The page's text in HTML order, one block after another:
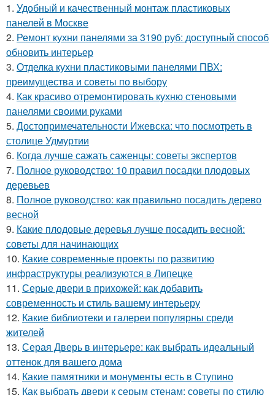
1. Удобный и качественный монтаж пластиковых
панелей в Москве
2. Ремонт кухни панелями за 3190 руб: доступный способ
обновить интерьер
3. Отделка кухни пластиковыми панелями ПВХ:
преимущества и советы по выбору
4. Как красиво отремонтировать кухню стеновыми
панелями своими руками
5. Достопримечательности Ижевска: что посмотреть в
столице Удмуртии
6. Когда лучше сажать саженцы: советы экспертов
7. Полное руководство: 10 правил посадки плодовых
деревьев
8. Полное руководство: как правильно посадить дерево
весной
9. Какие плодовые деревья лучше посадить весной:
советы для начинающих
10. Какие современные проекты по развитию
инфраструктуры реализуются в Липецке
11. Серые двери в прихожей: как добавить
современность и стиль вашему интерьеру
12. Какие библиотеки и галереи популярны среди
жителей
13. Серая Дверь в интерьере: как выбрать идеальный
оттенок для вашего дома
14. Какие памятники и монументы есть в Ступино
15. Как выбрать двери к серым стенам: советы по стилю